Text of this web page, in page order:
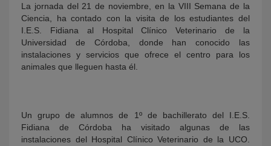
La jornada del 21 de noviembre, en la VIII Semana de la
Ciencia, ha contado con la visita de los estudiantes del
I.E.S. Fidiana al Hospital Clínico Veterinario de la
Universidad de Córdoba, donde han conocido las
instalaciones y servicios que ofrece el centro para los
animales que lleguen hasta él.
Un grupo de alumnos de 1º de bachillerato del I.E.S.
Fidiana de Córdoba ha visitado algunas de las
instalaciones del Hospital Clínico Veterinario de la UCO.